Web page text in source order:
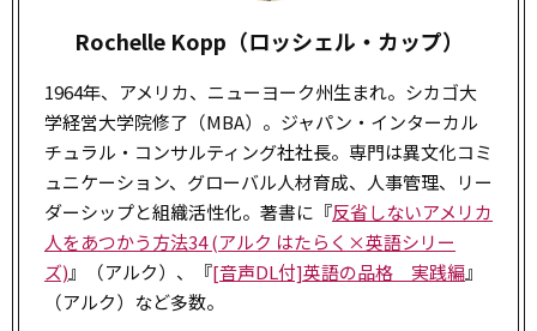
Rochelle Kopp（ロッシェル・カップ）
1964年、アメリカ、ニューヨーク州生まれ。シカゴ大
学経営大学院修了（MBA）。ジャパン・インターカル
チュラル・コンサルティング社社長。専門は異文化コミ
ュニケーション、グローバル人材育成、人事管理、リー
ダーシップと組織活性化。著書に『反省しないアメリカ
人をあつかう方法34 (アルク はたらく×英語シリー
ズ)』（アルク）、『[音声DL付]英語の品格 実践編』
（アルク）など多数。